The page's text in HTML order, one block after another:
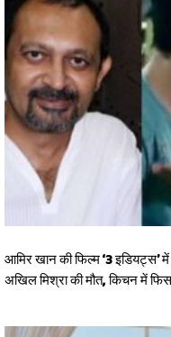
आमिर खान की फिल्म ‘3 इडियट्स’ में
अखिल मिश्रा की मौत, किचन में